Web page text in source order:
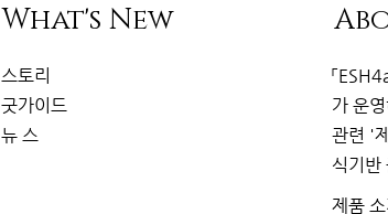
What's New
스토리
굿가이드
뉴 스
「
가운
관련 '
식기반
제품